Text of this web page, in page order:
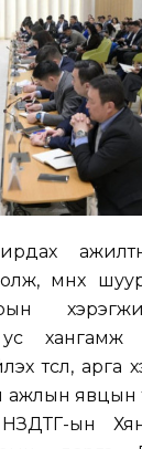
өмнөх
хангамж
төсөл, арга
ажлын явцын
НЗДТГ-ын